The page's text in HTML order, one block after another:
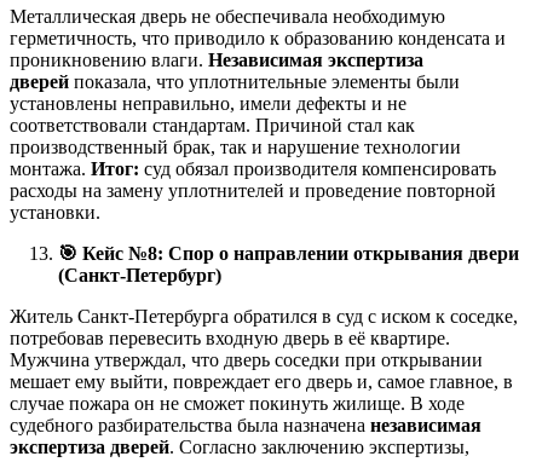
Металлическая дверь не обеспечивала необходимую
герметичность, что приводило к образованию конденсата и
проникновению влаги. Независимая экспертиза
дверей показала, что уплотнительные элементы были
установлены неправильно, имели дефекты и не
соответствовали стандартам. Причиной стал как
производственный брак, так и нарушение технологии
монтажа. Итог: суд обязал производителя компенсировать
расходы на замену уплотнителей и проведение повторной
установки.
🎯 Кейс №8: Спор о направлении открывания двери
(Санкт-Петербург)
Житель Санкт-Петербурга обратился в суд с иском к соседке,
потребовав перевесить входную дверь в её квартире.
Мужчина утверждал, что дверь соседки при открывании
мешает ему выйти, повреждает его дверь и, самое главное, в
случае пожара он не сможет покинуть жилище. В ходе
судебного разбирательства была назначена независимая
экспертиза дверей. Согласно заключению экспертизы,